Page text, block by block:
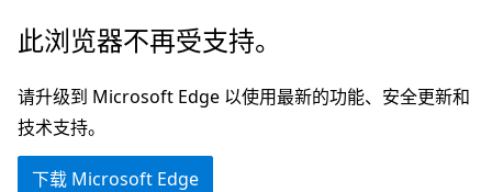
跳
主
要
内
此浏览器不再受支持。
请升级到 Microsoft Edge 以使用最新的功能、安全更新和
技术支持。
下载 Microsoft Edge